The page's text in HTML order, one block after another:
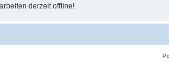
derzeit offline!